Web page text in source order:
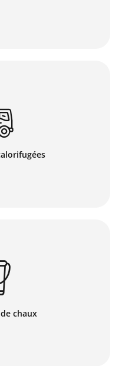
et matériaux
CSP
thermocalorifugées
dans toute la Suisse
chaux
de pose d’enrobés,
sa prestation
Pour vos travaux de
permet de fixer la
des travaux propres,